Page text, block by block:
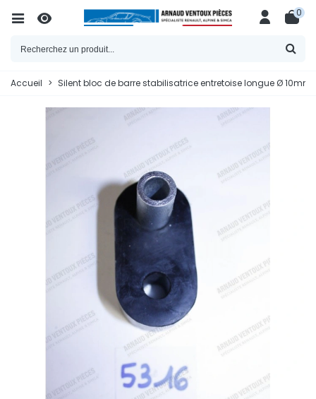
0
Accueil > Silent bloc de barre stabilisatrice entretoise longue Ø 10mm